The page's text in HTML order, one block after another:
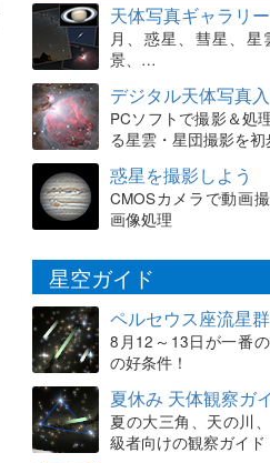
天体写真ギャラリー
月、惑星、彗星、
景、…
デジタル天体写真
PCソフトで撮影＆処
る星雲・星団撮影を初
惑星を撮影しよう
CMOSカメラで動画
画像処理
星空ガイド
ペルセウス座流星群
8月12～13日が一番
の好条件！
夏休み 天体観察ガ
夏の大三角、天の川
級者向けの観察ガイド